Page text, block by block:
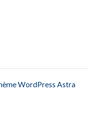
WordPress Astra